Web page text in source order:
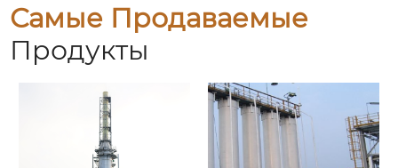
Самые Продаваемые
Продукты